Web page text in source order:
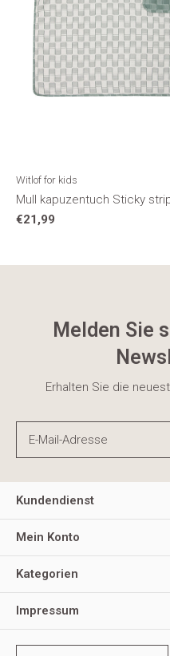
Witlof for kids
Mull kapuzentuch Sticky
€21,99
Melden Sie
Erhalten Sie die
Kundendienst
Mein Konto
Kategorien
Impressum